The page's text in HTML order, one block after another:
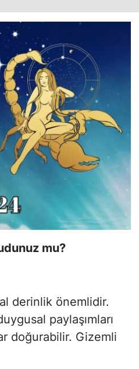
mu?
derinlik önemlidir.
paylaşımları
doğurabilir. Gizemli
27İlk Türk Astronot Tuzla’da
Uzay Deneyimlerini
Öğrencilerle P...